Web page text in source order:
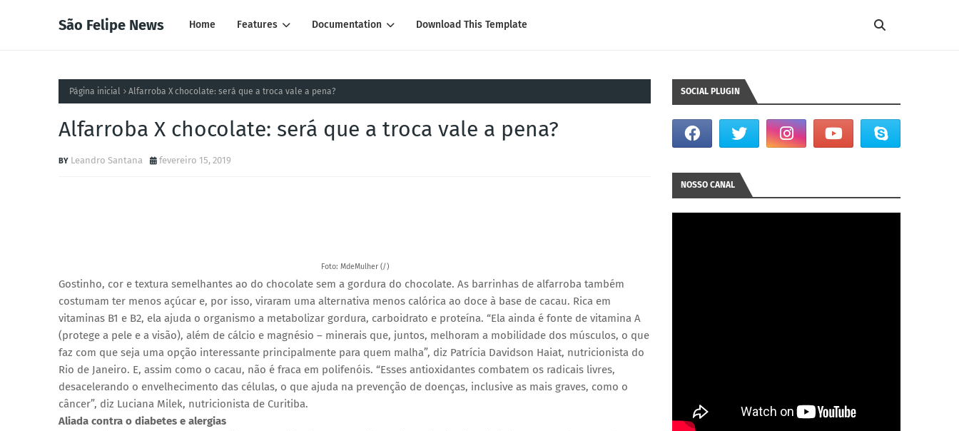
São Felipe News Home Features Documentation Download This Template
Página inicial Alfarroba X chocolate: será que a troca vale a pena?
Alfarroba X chocolate: será que a troca vale a pena?
Leandro Santana fevereiro 15, 2019
Foto: MdeMulher (/)
Gostinho, cor e textura semelhantes ao do chocolate sem a gordura do chocolate. As barrinhas de alfarroba também
costumam ter menos açúcar e, por isso, viraram uma alternativa menos calórica ao doce à base de cacau. Rica em
vitaminas B1 e B2, ela ajuda o organismo a metabolizar gordura, carboidrato e proteína. “Ela ainda é fonte de vitamina A
(protege a pele e a visão), além de cálcio e magnésio – minerais que, juntos, melhoram a mobilidade dos músculos, o que
faz com que seja uma opção interessante principalmente para quem malha”, diz Patrícia Davidson Haiat, nutricionista do
Rio de Janeiro. E, assim como o cacau, não é fraca em polifenóis. “Esses antioxidantes combatem os radicais livres,
desacelerando o envelhecimento das células, o que ajuda na prevenção de doenças, inclusive as mais graves, como o
câncer”, diz Luciana Milek, nutricionista de Curitiba.
Aliada contra o diabetes e alergias
SOCIAL PLUGIN
NOSSO CANAL